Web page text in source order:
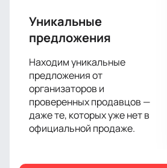
Уникальные
предложения
Находим уникальные
предложения от
организаторов и
проверенных продавцов —
даже те, которых уже нет в
официальной продаже.